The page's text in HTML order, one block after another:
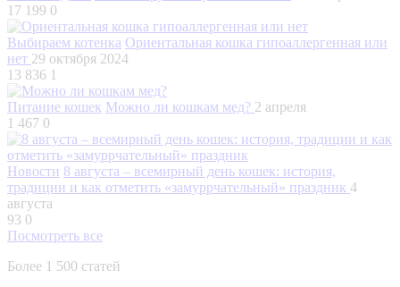
17 199 0
Выбираем котенка Ориентальная кошка гипоаллергенная или
нет 29 октября 2024
13 836 1
Питание кошек Можно ли кошкам мед? 2 апреля
1 467 0
Новости 8 августа – всемирный день кошек: история,
традиции и как отметить «замуррчательный» праздник 4
августа
93 0
Посмотреть все
Более 1 500 статей